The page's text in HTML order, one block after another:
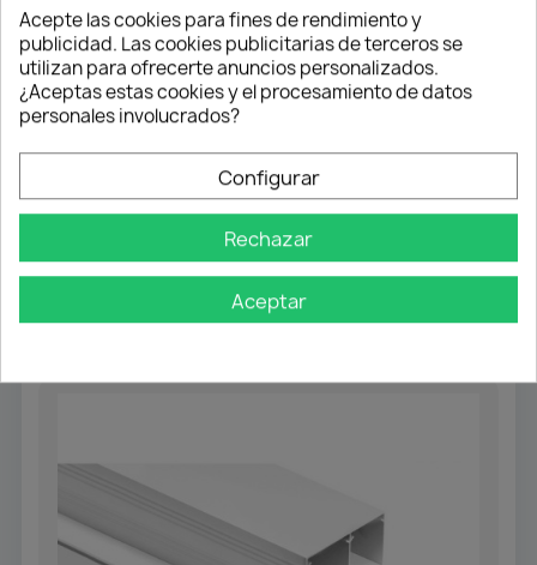
También podría interesarle
Acepte las cookies para fines de rendimiento y
publicidad. Las cookies publicitarias de terceros se
utilizan para ofrecerte anuncios personalizados.
¿Aceptas estas cookies y el procesamiento de datos
personales involucrados?
Configurar
Rechazar
Aceptar